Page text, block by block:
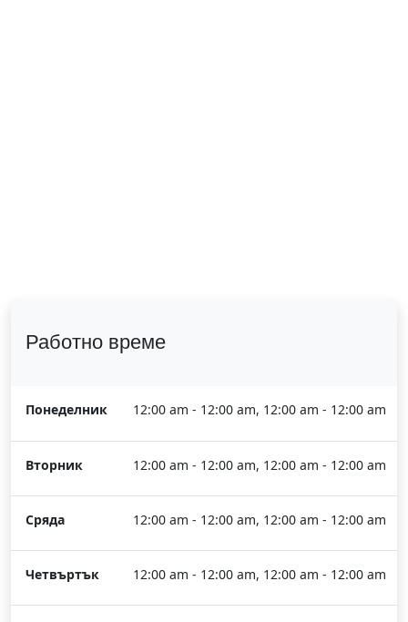
Работно време
Понеделник 12:00 am - 12:00 am, 12:00 am - 12:00 am
Вторник 12:00 am - 12:00 am, 12:00 am - 12:00 am
Сряда 12:00 am - 12:00 am, 12:00 am - 12:00 am
Четвъртък 12:00 am - 12:00 am, 12:00 am - 12:00 am